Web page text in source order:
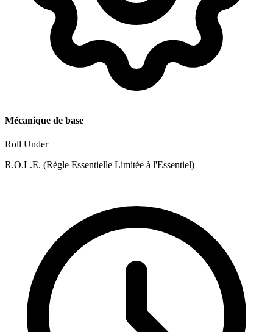
Mécanique de base
Roll Under
R.O.L.E. (Règle Essentielle Limitée à l'Essentiel)